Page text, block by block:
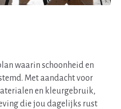
waarin schoonheid en
Met aandacht voor
en kleurgebruik,
die jou dagelijks rust